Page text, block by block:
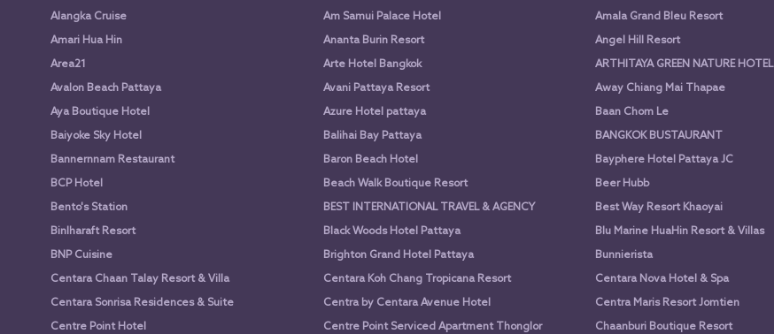
Alangka Cruise
Am Samui Palace Hotel Amala Grand Bleu Resort
Amari Hua Hin
Ananta Burin Resort Angel Hill Resort
Area21
Arte Hotel Bangkok ARTHITAYA GREEN NATURE HOTEL
Avalon Beach Pattaya
Avani Pattaya Resort Away Chiang Mai Thapae
Aya Boutique Hotel
Azure Hotel pattaya Baan Chom Le
Baiyoke Sky Hotel
Balihai Bay Pattaya BANGKOK BUSTAURANT
Bannernnam Restaurant
Baron Beach Hotel Bayphere Hotel Pattaya JC
BCP Hotel
Beach Walk Boutique Resort Beer Hubb
Bento's Station
BEST INTERNATIONAL TRAVEL & AGENCY Best Way Resort Khaoyai
Binlharaft Resort
Black Woods Hotel Pattaya Blu Marine HuaHin Resort & Villas
BNP Cuisine
Brighton Grand Hotel Pattaya Bunnierista
Centara Chaan Talay Resort & Villa
Centara Koh Chang Tropicana Resort Centara Nova Hotel & Spa
Centara Sonrisa Residences & Suite
Centra by Centara Avenue Hotel Centra Maris Resort Jomtien
Centre Point Hotel
Centre Point Serviced Apartment Thonglor Chaanburi Boutique Resort